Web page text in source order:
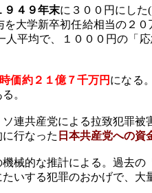
９４９年末に３００円にした(
大学新卒初任給相当の２０
人平均で、 １０００円の「
価約２１億７千万円 になる
。
連共産党による拉致犯罪
行なった 日本共産党への資
的な推計による。過去の
いする犯罪のおかげで、